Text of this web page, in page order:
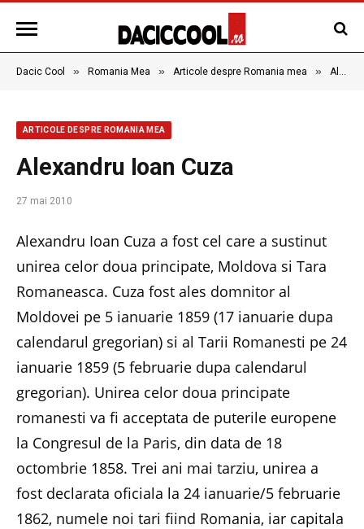
Dacic Cool » Romania Mea » Articole despre Romania mea » Alexandru Ioan Cuza
ARTICOLE DESPRE ROMANIA MEA
Alexandru Ioan Cuza
27 mai 2010
Alexandru Ioan Cuza a fost cel care a sustinut
unirea celor doua principate, Moldova si Tara
Romaneasca. Cuza fost ales domnitor al
Moldovei pe 5 ianuarie 1859 (17 ianuarie dupa
calendarul gregorian) si al Tarii Romanesti pe 24
ianuarie 1859 (5 februarie dupa calendarul
gregorian). Unirea celor doua principate
romanesti va fi acceptata de puterile europene
la Congresul de la Paris, din data de 18
octombrie 1858. Trei ani mai tarziu, unirea a
fost declarata oficiala la 24 ianuarie/5 februarie
1862, numele noi tari fiind Romania, iar capitala